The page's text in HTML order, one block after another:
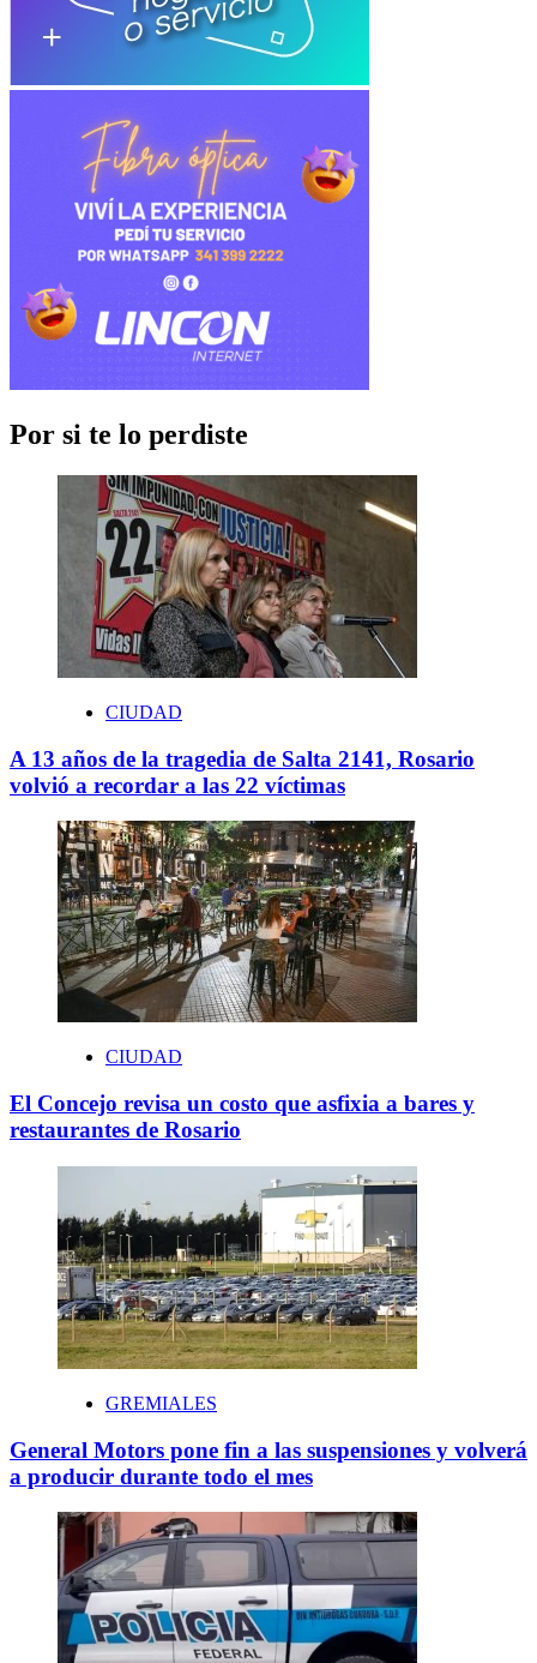
Por si te lo perdiste
CIUDAD
A 13 años de la tragedia de Salta 2141, Rosario
volvió a recordar a las 22 víctimas
CIUDAD
El Concejo revisa un costo que asfixia a bares y
restaurantes de Rosario
GREMIALES
General Motors pone fin a las suspensiones y volverá
a producir durante todo el mes